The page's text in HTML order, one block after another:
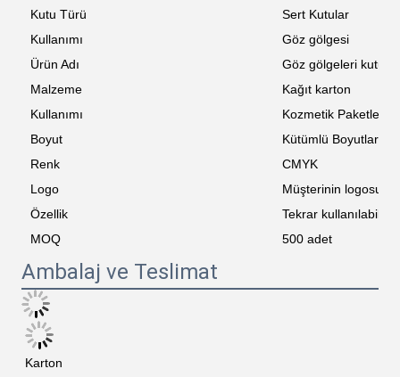
Kutu Türü
Sert Kutular
Kullanımı
Göz gölgesi
Ürün Adı
Göz gölgeleri kutusu
Malzeme
Kağıt karton
Kullanımı
Kozmetik Paketleme
Boyut
Kütümlü Boyutlar
Renk
CMYK
Logo
Müşterinin logosu
Özellik
Tekrar kullanılabilir
MOQ
500 adet
Ambalaj ve Teslimat
Karton